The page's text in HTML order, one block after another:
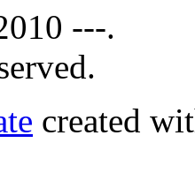
---.
created